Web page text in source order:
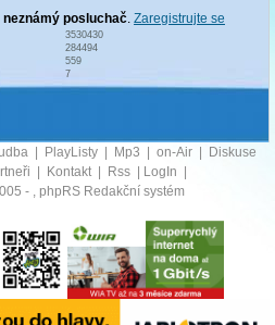
neznámý posluchač. Zaregistrujte se
3530430
284494
559
7
PlayListy Mp3 on-Air
Diskuse
Kontakt Rss LogIn
- , phpRS Redakční systém